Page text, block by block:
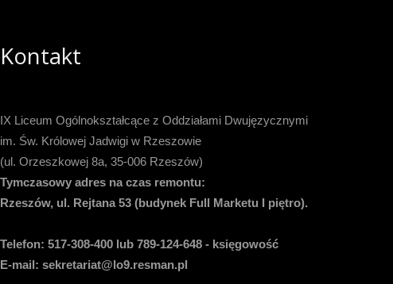
Kontakt
IX Liceum Ogólnokształcące z Oddziałami Dwujęzycznymi
im. Św. Królowej Jadwigi w Rzeszowie
(ul. Orzeszkowej 8a, 35-006 Rzeszów)
Tymczasowy adres na czas remontu:
Rzeszów, ul. Rejtana 53 (budynek Full Marketu I piętro).
Telefon: 517-308-400 lub 789-124-648 - księgowość
E-mail: sekretariat@lo9.resman.pl